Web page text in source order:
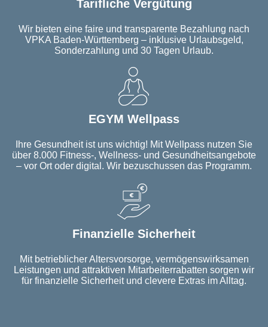
Tarifliche Vergütung
Wir bieten eine faire und transparente Bezahlung nach
VPKA Baden-Württemberg – inklusive Urlaubsgeld,
Sonderzahlung und 30 Tagen Urlaub.
EGYM Wellpass
Ihre Gesundheit ist uns wichtig! Mit Wellpass nutzen Sie
über 8.000 Fitness-, Wellness- und Gesundheitsangebote
– vor Ort oder digital. Wir bezuschussen das Programm.
Finanzielle Sicherheit
Mit betrieblicher Altersvorsorge, vermögenswirksamen
Leistungen und attraktiven Mitarbeiterrabatten sorgen wir
für finanzielle Sicherheit und clevere Extras im Alltag.